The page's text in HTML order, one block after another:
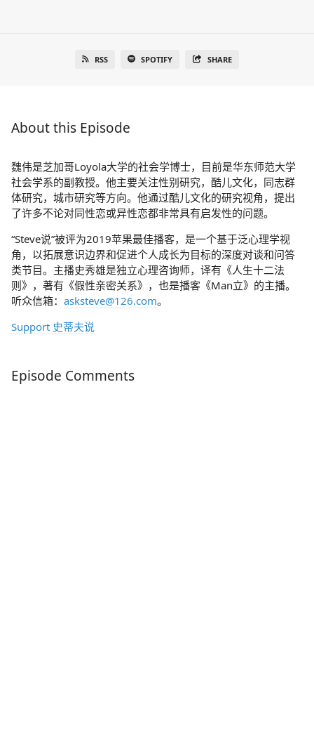
RSS SPOTIFY SHARE
About this Episode
魏伟是芝加哥Loyola大学的社会学博士，目前是华东师范大学
社会学系的副教授。他主要关注性别研究，酷儿文化，同志群
体研究，城市研究等方向。他通过酷儿文化的研究视角，提出
了许多不论对同性恋或异性恋都非常具有启发性的问题。
“Steve说”被评为2019苹果最佳播客，是一个基于泛心理学视
角，以拓展意识边界和促进个人成长为目标的深度对谈和问答
类节目。主播史秀雄是独立心理咨询师，译有《人生十二法
则》，著有《假性亲密关系》，也是播客《Man立》的主播。
听众信箱： asksteve@126.com。
Support 史蒂夫说
Episode Comments